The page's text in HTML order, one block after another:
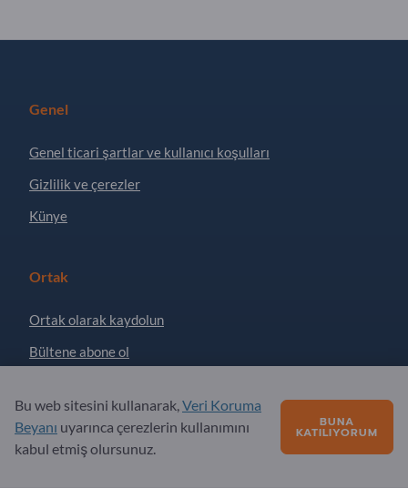
Genel
Genel ticari şartlar ve kullanıcı koşulları
Gizlilik ve çerezler
Künye
Ortak
Ortak olarak kaydolun
Bültene abone ol
Sorular?
SSS
Hizmet teklifimiz
Bu web sitesini kullanarak,Veri Koruma
Beyanı uyarınca çerezlerin kullanımını
kabul etmiş olursunuz.
BUNA
KATILIYORUM